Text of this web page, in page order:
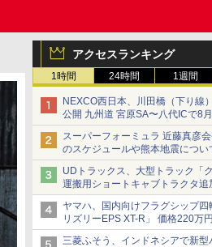
アクセスランキング
1時間 24時間 1週間
NEXCO西日本、川田橋（下り線
公開 九州道 宮原SA〜八代ICで8
車両を通行可能に
スーパーフォーミュラ 近藤真彦
のスケジュールや熊本地震につい
を紹介
UDトラックス、大型トラック「
運搬用ショートキャブトラクタ追
ヤマハ、国内向けフラグシップ四
リズリーEPS XT-R」 価格220万円
三菱ふそう、インドネシアで新型